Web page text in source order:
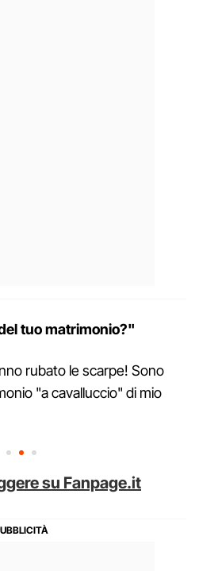
tuo matrimonio?"
rubato le scarpe! Sono
"a cavalluccio" di mio
su Fanpage.it